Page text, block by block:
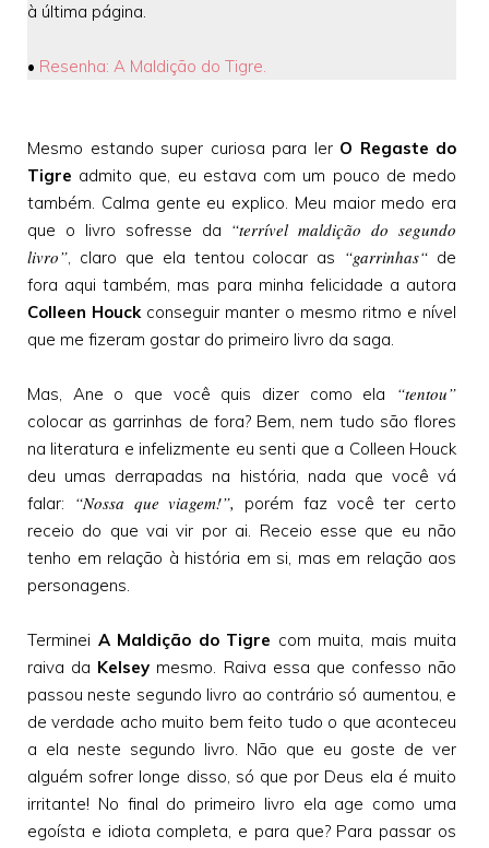
à última página.
• Resenha: A Maldição do Tigre.
Mesmo estando super curiosa para ler O Regaste do
Tigre admito que, eu estava com um pouco de medo
também. Calma gente eu explico. Meu maior medo era
que o livro sofresse da “terrível maldição do segundo
livro”, claro que ela tentou colocar as “garrinhas“ de
fora aqui também, mas para minha felicidade a autora
Colleen Houck conseguir manter o mesmo ritmo e nível
que me fizeram gostar do primeiro livro da saga.
Mas, Ane o que você quis dizer como ela “tentou”
colocar as garrinhas de fora? Bem, nem tudo são flores
na literatura e infelizmente eu senti que a Colleen Houck
deu umas derrapadas na história, nada que você vá
falar:
“Nossa que viagem!”,
porém faz você ter certo
receio do que vai vir por ai. Receio esse que eu não
tenho em relação à história em si, mas em relação aos
personagens.
Terminei A Maldição do Tigre com muita, mais muita
raiva da Kelsey mesmo. Raiva essa que confesso não
passou neste segundo livro ao contrário só aumentou, e
de verdade acho muito bem feito tudo o que aconteceu
a ela neste segundo livro. Não que eu goste de ver
alguém sofrer longe disso, só que por Deus ela é muito
irritante! No final do primeiro livro ela age como uma
egoísta e idiota completa, e para que? Para passar os